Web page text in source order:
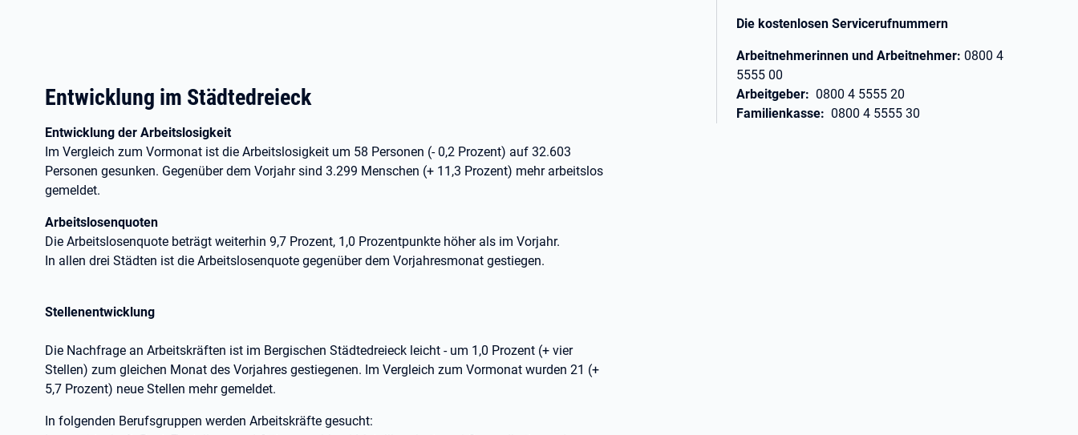
Entwicklung im Städtedreieck
Entwicklung der Arbeitslosigkeit
Im Vergleich zum Vormonat ist die Arbeitslosigkeit um 58 Personen (- 0,2 Prozent) auf 32.603
Personen gesunken. Gegenüber dem Vorjahr sind 3.299 Menschen (+ 11,3 Prozent) mehr arbeitslos
gemeldet.
Arbeitslosenquoten
Die Arbeitslosenquote beträgt weiterhin 9,7 Prozent, 1,0 Prozentpunkte höher als im Vorjahr.
In allen drei Städten ist die Arbeitslosenquote gegenüber dem Vorjahresmonat gestiegen.
Stellenentwicklung
Die Nachfrage an Arbeitskräften ist im Bergischen Städtedreieck leicht - um 1,0 Prozent (+ vier
Stellen) zum gleichen Monat des Vorjahres gestiegenen. Im Vergleich zum Vormonat wurden 21 (+
5,7 Prozent) neue Stellen mehr gemeldet.
In folgenden Berufsgruppen werden Arbeitskräfte gesucht:
Die kostenlosen Servicerufnummern
Arbeitnehmerinnen und Arbeitnehmer:0800 4
5555 00
Arbeitgeber: 0800 4 5555 20
Familienkasse: 0800 4 5555 30